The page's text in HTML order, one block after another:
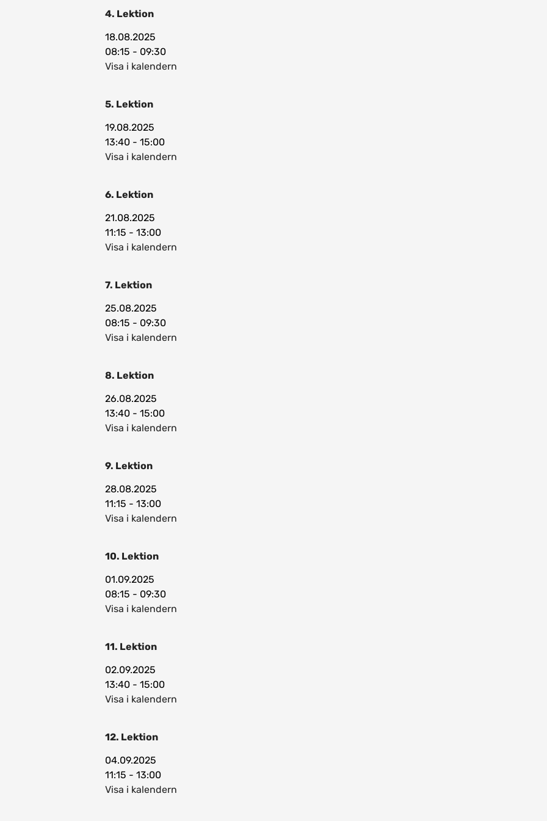
4. Lektion
18.08.2025
08:15 - 09:30
Visa i kalendern
5. Lektion
19.08.2025
13:40 - 15:00
Visa i kalendern
6. Lektion
21.08.2025
11:15 - 13:00
Visa i kalendern
7. Lektion
25.08.2025
08:15 - 09:30
Visa i kalendern
8. Lektion
26.08.2025
13:40 - 15:00
Visa i kalendern
9. Lektion
28.08.2025
11:15 - 13:00
Visa i kalendern
10. Lektion
01.09.2025
08:15 - 09:30
Visa i kalendern
11. Lektion
02.09.2025
13:40 - 15:00
Visa i kalendern
12. Lektion
04.09.2025
11:15 - 13:00
Visa i kalendern